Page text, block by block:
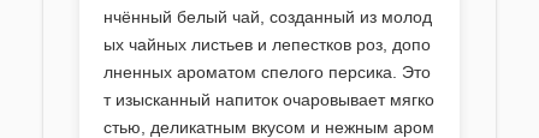
нчённый белый чай, созданный из молод
ых чайных листьев и лепестков роз, допо
лненных ароматом спелого персика. Это
т изысканный напиток очаровывает мягко
стью, деликатным вкусом и нежным аром